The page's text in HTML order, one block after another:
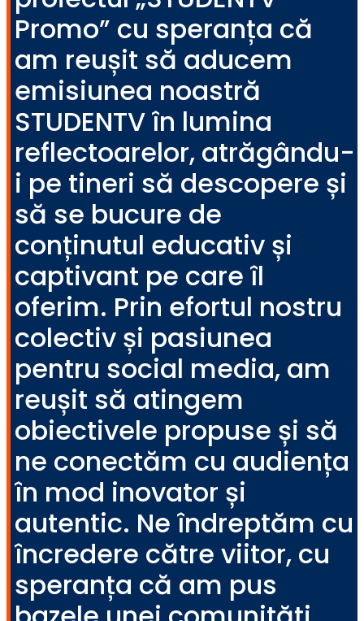
Promo” cu speranța că
am reușit să aducem
emisiunea noastră
STUDENTV în lumina
reflectoarelor, atrăgându-
i pe tineri să descopere și
să se bucure de
conținutul educativ și
captivant pe care îl
oferim. Prin efortul nostru
colectiv și pasiunea
pentru social media, am
reușit să atingem
obiectivele propuse și să
ne conectăm cu audiența
în mod inovator și
autentic. Ne îndreptăm cu
încredere către viitor, cu
speranța că am pus